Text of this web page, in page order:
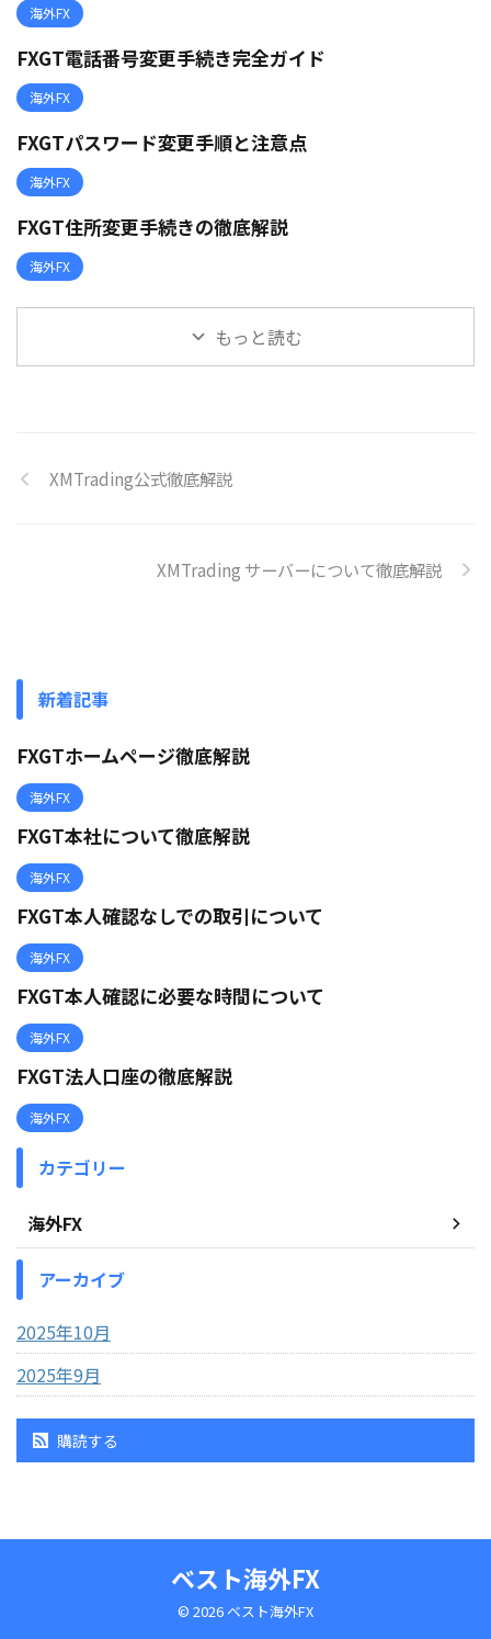
海外FX
FXGT電話番号変更手続き完全ガイド
海外FX
FXGTパスワード変更手順と注意点
海外FX
FXGT住所変更手続きの徹底解説
海外FX
もっと読む
XMTrading公式徹底解説
XMTrading サーバーについて徹底解説
新着記事
FXGTホームページ徹底解説
海外FX
FXGT本社について徹底解説
海外FX
FXGT本人確認なしでの取引について
海外FX
FXGT本人確認に必要な時間について
海外FX
FXGT法人口座の徹底解説
海外FX
カテゴリー
海外FX
アーカイブ
2025年10月
2025年9月
購読する
ベスト海外FX
© 2026 ベスト海外FX